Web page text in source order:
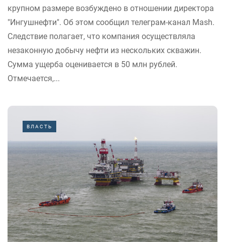
крупном размере возбуждено в отношении директора
"Ингушнефти". Об этом сообщил телеграм-канал Mash.
Следствие полагает, что компания осуществляла
незаконную добычу нефти из нескольких скважин.
Сумма ущерба оценивается в 50 млн рублей.
Отмечается,...
ВЛАСТЬ